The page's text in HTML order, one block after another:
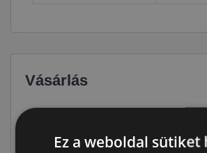
Vásárlás
Raktáron:Ez a weboldal sütiket